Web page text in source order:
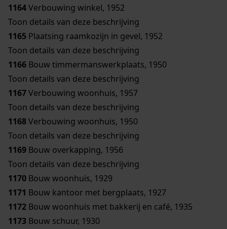
1164Verbouwing winkel, 1952
Toon details van deze beschrijving
1165 Plaatsing raamkozijn in gevel, 1952
Toon details van deze beschrijving
1166 Bouw timmermanswerkplaats, 1950
Toon details van deze beschrijving
1167Verbouwing woonhuis, 1957
Toon details van deze beschrijving
1168Verbouwing woonhuis, 1950
Toon details van deze beschrijving
1169 Bouw overkapping, 1956
Toon details van deze beschrijving
1170 Bouw woonhuis, 1929
1171 Bouw kantoor met bergplaats, 1927
1172 Bouw woonhuis met bakkerij en café, 1935
1173 Bouw schuur, 1930